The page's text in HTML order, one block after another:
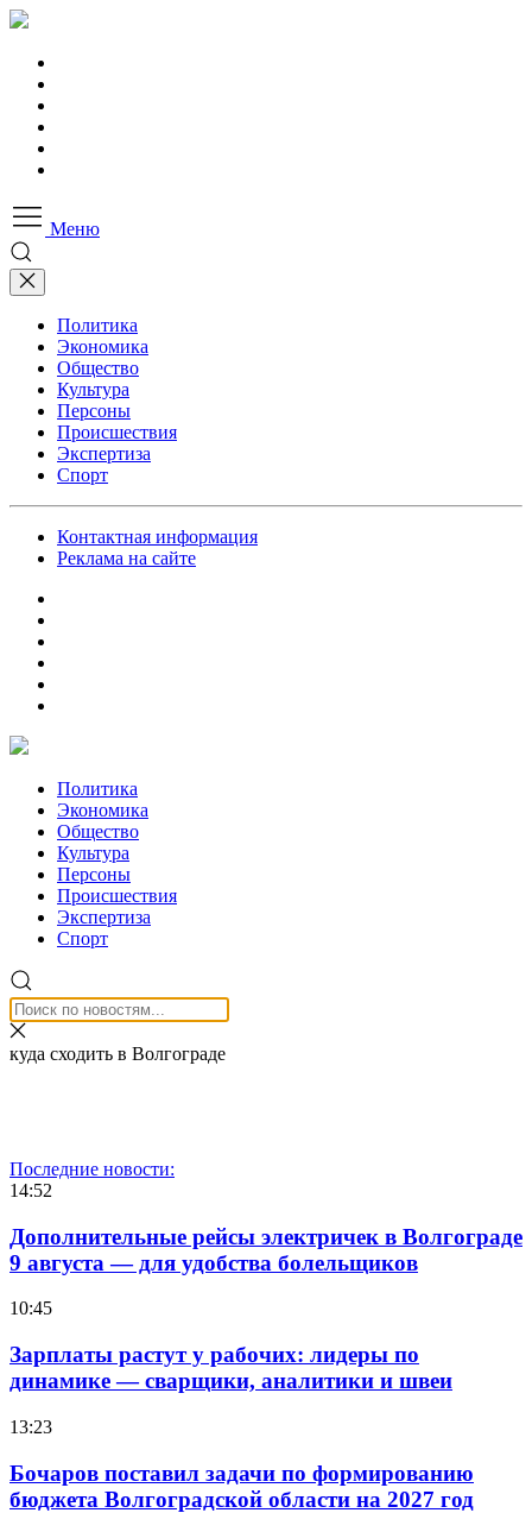
Меню
Политика
Экономика
Общество
Культура
Персоны
Происшествия
Экспертиза
Спорт
Контактная информация
Реклама на сайте
Политика
Экономика
Общество
Культура
Персоны
Происшествия
Экспертиза
Спорт
куда сходить в Волгограде
Последние новости:
14:52
Дополнительные рейсы электричек в Волгограде
9 августа — для удобства болельщиков
10:45
Зарплаты растут у рабочих: лидеры по
динамике — сварщики, аналитики и швеи
13:23
Бочаров поставил задачи по формированию
бюджета Волгоградской области на 2027 год